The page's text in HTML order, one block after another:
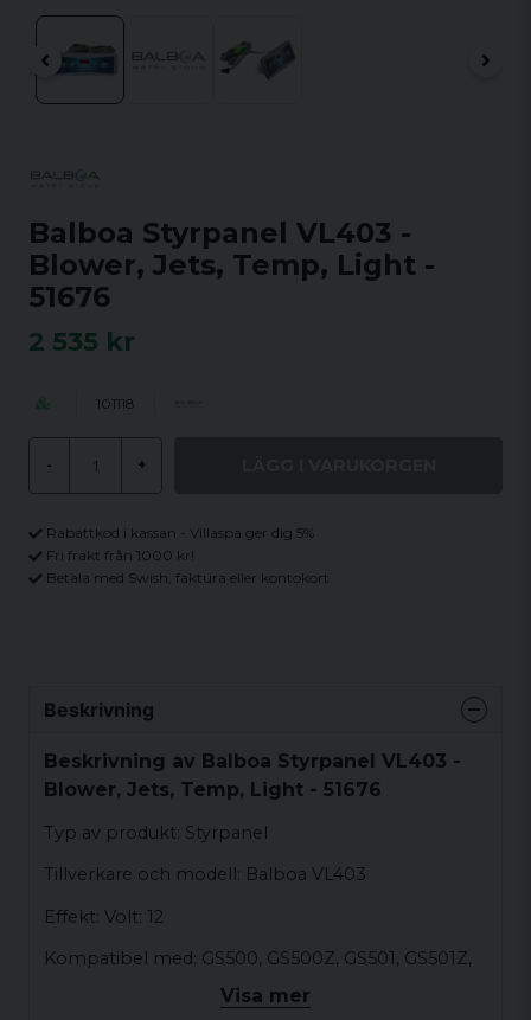
Balboa Styrpanel VL403 -
Blower, Jets, Temp, Light -
51676
2 535 kr
101118
- +
Rabattkod i kassan - Villaspa ger dig 5%
Fri frakt från 1000 kr!
Betala med Swish, faktura eller kontokort
Beskrivning
Beskrivning av Balboa Styrpanel VL403 -
Blower, Jets, Temp, Light - 51676
Typ av produkt: Styrpanel
Tillverkare och modell: Balboa VL403
Effekt: Volt: 12
Kompatibel med: GS500, GS500Z, GS501, GS501Z,
Duplex styrsystem etc.
Visa mer